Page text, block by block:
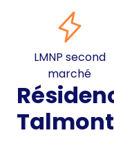
LMNP second
marché